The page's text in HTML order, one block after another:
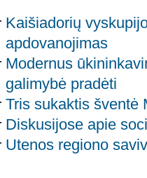
Kaišiadorių
apdovanojimas
Modernus
galimybė pradėti
Tris sukaktis šventė
Diskusijose apie
Utenos regiono